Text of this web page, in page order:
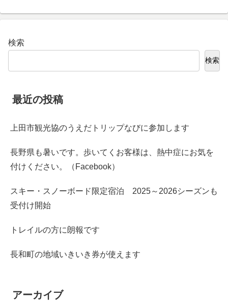
検索
検索
最近の投稿
上田市観光協のうえだトリップなびに参加します
長野県も暑いです。歩いてくお客様は、熱中症にお気を
付けください。（Facebook）
スキー・スノーボード限定宿泊 2025～2026シーズンも
受付け開始
トレイルの方に朗報です
長和町の地域いきいき券が使えます
アーカイブ